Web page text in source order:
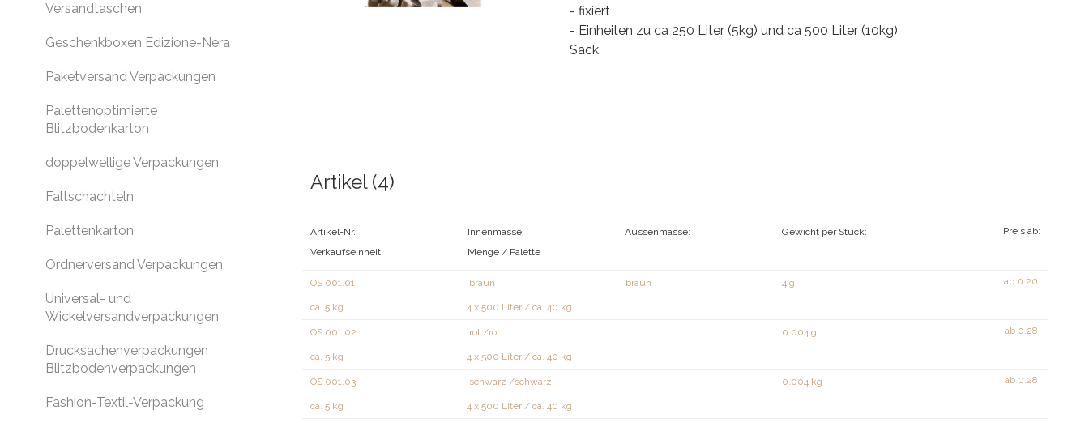
Versandtaschen
Geschenkboxen Edizione-Nera
Paketversand Verpackungen
Palettenoptimierte
Blitzbodenkarton
doppelwellige Verpackungen
Faltschachteln
Palettenkarton
Ordnerversand Verpackungen
Universal- und
Wickelversandverpackungen
Drucksachenverpackungen
Blitzbodenverpackungen
Fashion-Textil-Verpackung
- fixiert
- Einheiten zu ca 250 Liter (5kg) und ca 500 Liter (10kg)
Sack
Artikel (4)
Preis ab:
Artikel-Nr.: Innenmasse: Aussenmasse:
Gewicht per Stück:
Verkaufseinheit:
Menge / Palette
ab 0.20
OS 001.01 braun braun 4 g
ca. 5 kg 4 x 500 Liter / ca. 40 kg
ab 0.28
OS 001.02 rot /rot 0.004 g
ca. 5 kg 4 x 500 Liter / ca. 40 kg
ab 0.28
OS 001.03 schwarz /schwarz 0.004 kg
ca. 5 kg 4 x 500 Liter / ca. 40 kg